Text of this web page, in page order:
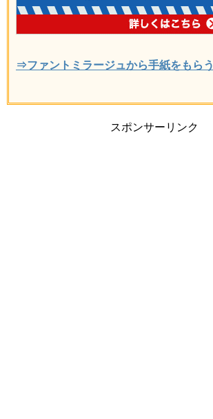
⇒ファントミラージュから手紙をもらう
スポンサーリンク